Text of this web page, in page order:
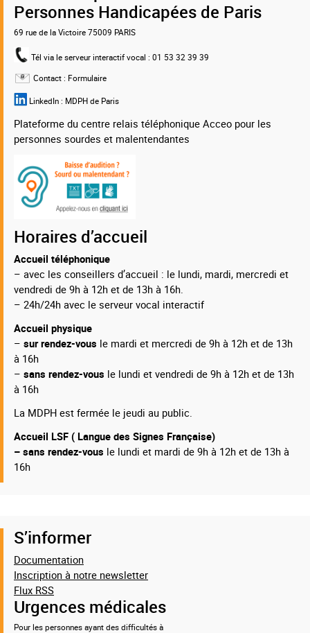
Personnes Handicapées de Paris
69 rue de la Victoire 75009 PARIS
Tél via le serveur interactif vocal : 01 53 32 39 39
Contact : Formulaire
LinkedIn : MDPH de Paris
Plateforme du centre relais téléphonique Acceo pour les
personnes sourdes et malentendantes
Horaires d’accueil
Accueil téléphonique
– avec les conseillers d’accueil : le lundi, mardi, mercredi et
vendredi de 9h à 12h et de 13h à 16h.
– 24h/24h avec le serveur vocal interactif
Accueil physique
– sur rendez-vous le mardi et mercredi de 9h à 12h et de 13h
à 16h
– sans rendez-vous le lundi et vendredi de 9h à 12h et de 13h
à 16h
La MDPH est fermée le jeudi au public.
Accueil LSF ( Langue des Signes Française)
– sans rendez-vous le lundi et mardi de 9h à 12h et de 13h à
16h
S’informer
Documentation
Inscription à notre newsletter
Flux RSS
Urgences médicales
Pour les personnes ayant des difficultés à